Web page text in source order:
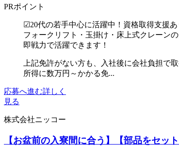
PRポイント
☑20代の若手中心に活躍中！資格取得支援
フォークリフト・玉掛け・床上式クレーン
即戦力で活躍できます！
上記免許がない方も、入社後に会社負担で
所得に数万円～かかる免...
応募へ進む詳しく
見る
株式会社ニッコー
【お盆前の入寮間に合う】【部品をセ